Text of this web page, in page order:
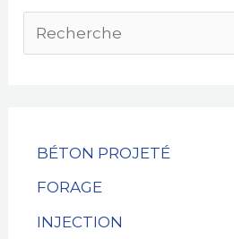
a
BÉTON PROJETÉ
FORAGE
INJECTION